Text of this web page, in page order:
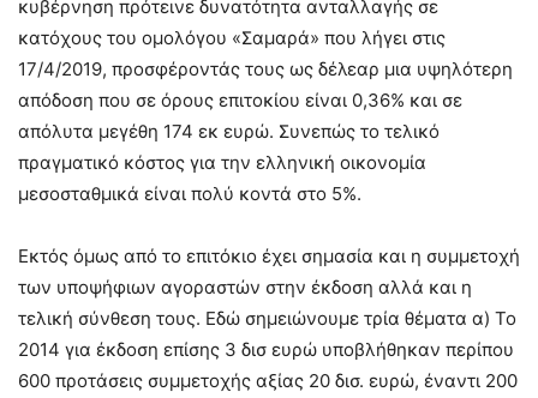
κυβέρνηση πρότεινε δυνατότητα ανταλλαγής σε
κατόχους του ομολόγου «Σαμαρά» που λήγει στις
17/4/2019, προσφέροντάς τους ως δέλεαρ μια υψηλότερη
απόδοση που σε όρους επιτοκίου είναι 0,36% και σε
απόλυτα μεγέθη 174 εκ ευρώ. Συνεπώς το τελικό
πραγματικό κόστος για την ελληνική οικονομία
μεσοσταθμικά είναι πολύ κοντά στο 5%.
Εκτός όμως από το επιτόκιο έχει σημασία και η συμμετοχή
των υποψήφιων αγοραστών στην έκδοση αλλά και η
τελική σύνθεση τους. Εδώ σημειώνουμε τρία θέματα α) Το
2014 για έκδοση επίσης 3 δισ ευρώ υποβλήθηκαν περίπου
600 προτάσεις συμμετοχής αξίας 20 δισ. ευρώ, έναντι 200